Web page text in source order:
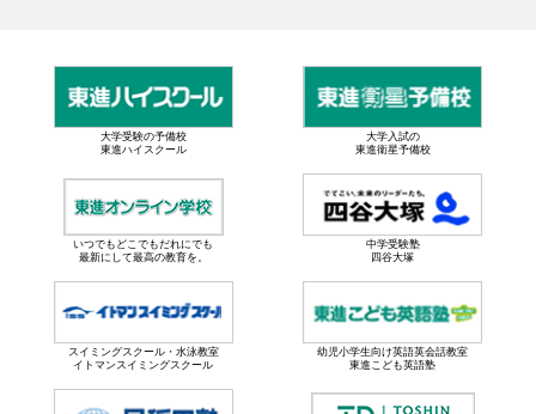
大学受験の予備校
東進ハイスクール
大学入試の
東進衛星予備校
いつでもどこでもだれにでも
最新にして最高の教育を。
中学受験塾
四谷大塚
スイミングスクール・水泳教室
イトマンスイミングスクール
幼児小学生向け英語英会話教室
東進こども英語塾